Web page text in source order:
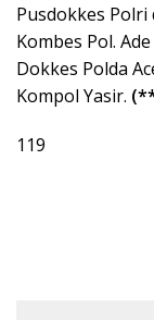
Pusdokkes
Kombes Pol.
Dokkes Polda
Kompol Yasir.
119